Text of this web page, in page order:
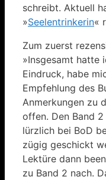
schreibt. Aktuell
»Seelentrinkerin«
Zum zuerst
»Insgesamt hatte
Eindruck, habe
Empfehlung des
Anmerkungen zu
offen. Den Band
lürzlich bei BoD
zügig geschickt
Lektüre dann
zu Band 2 nach.